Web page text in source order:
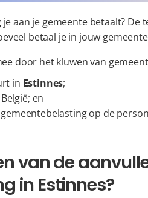
aan je gemeente betaalt? De
betaal je in jouw
door het kluwen van
in Estinnes;
en
op de
van de
in Estinnes?